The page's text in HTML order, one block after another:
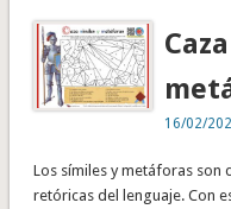
16/02/
Los símiles y metáforas son
retóricas del lenguaje. Con